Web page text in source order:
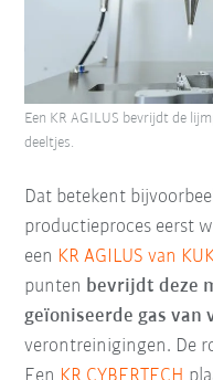
Dat betekent
productieproces eerst
een KR AGILUS van
punten bevrijdt deze
geïoniseerde gas van
verontreinigingen. De
Een KR CYBERTECH
Een KR AGILUS bevrijdt de
deeltjes.